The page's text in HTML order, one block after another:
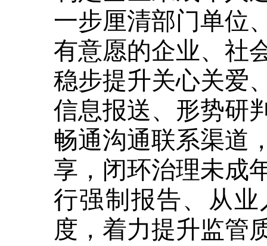
一步厘清部门单位
有意愿的企业、社
稳步提升关心关爱
信息报送、形势研
畅通沟通联系渠道
享，闭环治理未成
行强制报告、从
度，着力提升监管